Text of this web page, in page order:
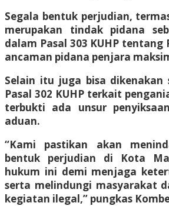
Segala bentuk perjudian,
merupakan tindak pidana
dalam Pasal 303 KUHP tentang
ancaman pidana penjara
Selain itu juga bisa dikenakan
Pasal 302 KUHP terkait
terbukti ada unsur
aduan.
“Kami pastikan akan
bentuk perjudian di Kota
hukum ini demi menjaga
serta melindungi masyarakat
kegiatan ilegal,” pungkas